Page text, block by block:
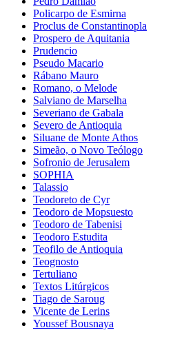
Policarpo de Esmirna
Proclus de Constantinopla
Prospero de Aquitania
Prudencio
Pseudo Macario
Rábano Mauro
Romano, o Melode
Salviano de Marselha
Severiano de Gabala
Severo de Antioquia
Siluane de Monte Athos
Simeão, o Novo Teólogo
Sofronio de Jerusalem
SOPHIA
Talassio
Teodoreto de Cyr
Teodoro de Mopsuesto
Teodoro de Tabenisi
Teodoro Estudita
Teofilo de Antioquia
Teognosto
Tertuliano
Textos Litúrgicos
Tiago de Saroug
Vicente de Lerins
Youssef Bousnaya